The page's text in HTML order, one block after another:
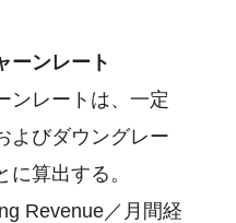
ーンレート
ンレートは、一定
よびダウングレー
に算出する。
Revenue／月間経